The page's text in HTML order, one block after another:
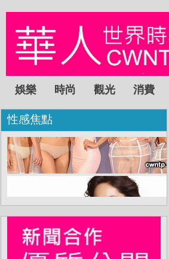
娛樂 時尚 觀光 消費
性感焦點